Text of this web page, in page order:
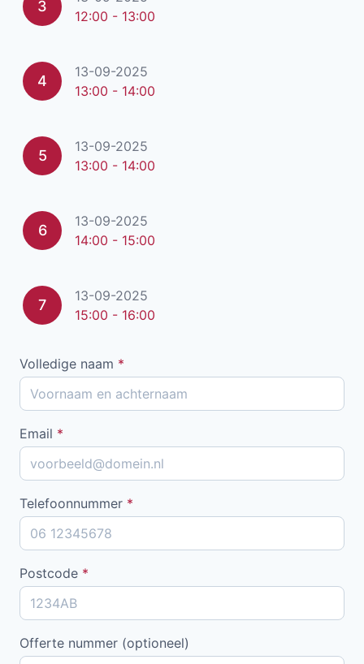
3
12:00 - 13:00
4
13-09-2025
13:00 - 14:00
5
13-09-2025
13:00 - 14:00
6
13-09-2025
14:00 - 15:00
7
13-09-2025
15:00 - 16:00
Volledige naam *
Email *
Telefoonnummer *
Postcode *
Offerte nummer (optioneel)